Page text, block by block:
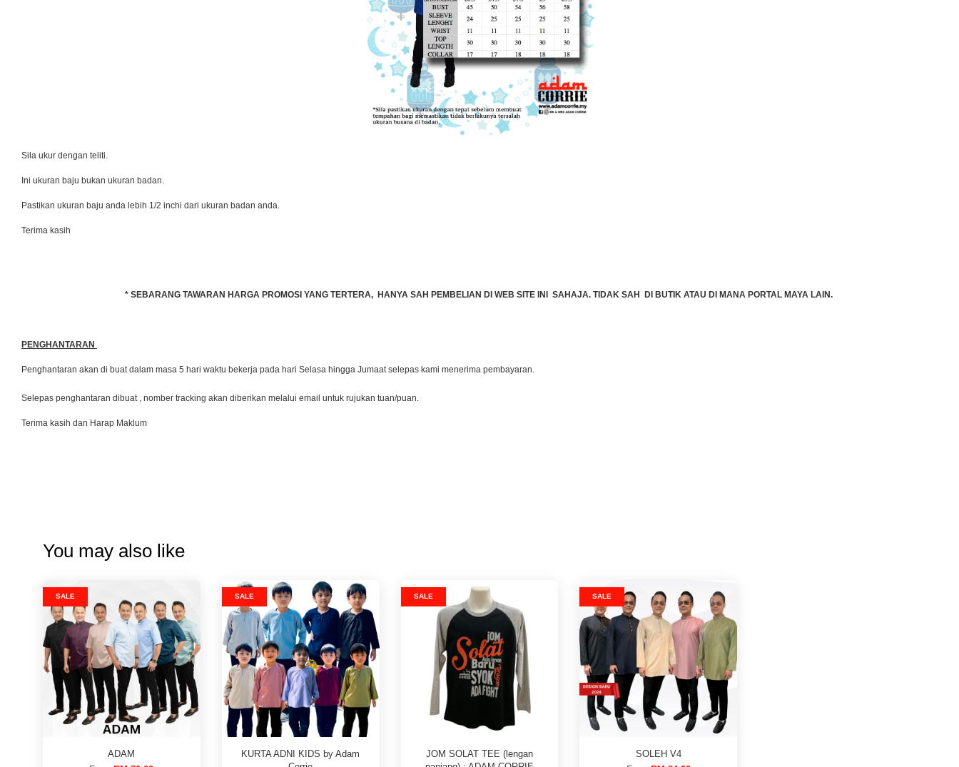
Sila ukur dengan teliti.
Ini ukuran baju bukan ukuran badan.
Pastikan ukuran baju anda lebih 1/2 inchi dari ukuran badan anda.
Terima kasih
* SEBARANG TAWARAN HARGA PROMOSI YANG TERTERA, HANYA SAH PEMBELIAN DI WEB SITE INI SAHAJA. TIDAK SAH DI BUTIK ATAU DI MANA PORTAL MAYA LAIN.
PENGHANTARAN
Penghantaran akan di buat dalam masa 5 hari waktu bekerja pada hari Selasa hingga Jumaat selepas kami menerima pembayaran.
Selepas penghantaran dibuat , nomber tracking akan diberikan melalui email untuk rujukan tuan/puan.
Terima kasih dan Harap Maklum
You may also like
SALE
ADAM
SALE
KURTA ADNI KIDS by Adam
SALE
JOM SOLAT TEE (lengan
SALE
SOLEH V4